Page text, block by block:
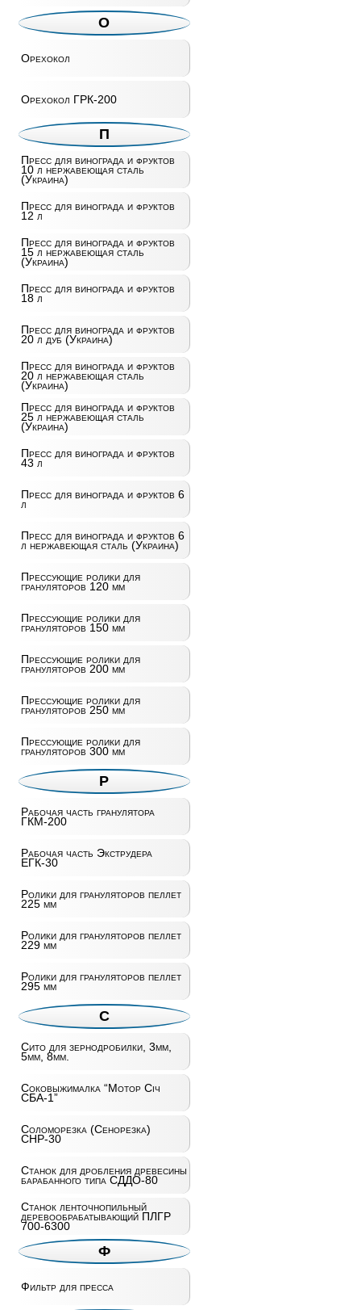
О
Орехокол
Орехокол ГРК-200
П
Пресс для винограда и фруктов
10 л нержавеющая сталь
(Украина)
Пресс для винограда и фруктов
12 л
Пресс для винограда и фруктов
15 л нержавеющая сталь
(Украина)
Пресс для винограда и фруктов
18 л
Пресс для винограда и фруктов
20 л дуб (Украина)
Пресс для винограда и фруктов
20 л нержавеющая сталь
(Украина)
Пресс для винограда и фруктов
25 л нержавеющая сталь
(Украина)
Пресс для винограда и фруктов
43 л
Пресс для винограда и фруктов 6
л
Пресс для винограда и фруктов 6
л нержавеющая сталь (Украина)
Прессующие ролики для
грануляторов 120 мм
Прессующие ролики для
грануляторов 150 мм
Прессующие ролики для
грануляторов 200 мм
Прессующие ролики для
грануляторов 250 мм
Прессующие ролики для
грануляторов 300 мм
Р
Рабочая часть гранулятора
ГКМ-200
Рабочая часть Экструдера
ЕГК-30
Ролики для грануляторов пеллет
225 мм
Ролики для грануляторов пеллет
229 мм
Ролики для грануляторов пеллет
295 мм
С
Сито для зернодробилки, 3мм,
5мм, 8мм.
Соковыжималка “Мотор Січ
СБА-1”
Соломорезка (Сенорезка)
СНР-30
Станок для дробления древесины
барабанного типа СДДО-80
Станок ленточнопильный
деревообрабатывающий ПЛГР
700-6300
Ф
Фильтр для пресса